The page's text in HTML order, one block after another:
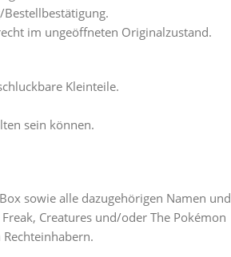
Bestellbestätigung.
im ungeöffneten Originalzustand.
Kleinteile.
sein können.
sowie alle dazugehörigen Namen und
Creatures und/oder The Pokémon